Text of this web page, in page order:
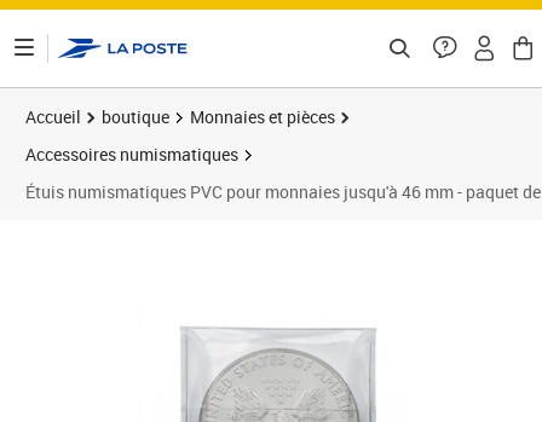
Accueil boutique
Monnaies et pièces
Accessoires numismatiques
Étuis numismatiques PVC pour monnaies jusqu'à 46 mm - paquet